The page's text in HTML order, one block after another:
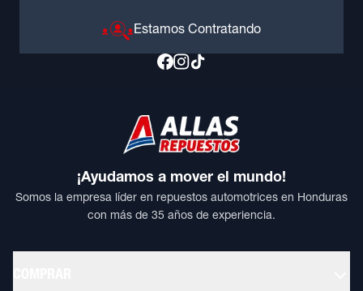
Estamos Contratando
¡Ayudamos a mover el mundo!
Somos la empresa líder en repuestos automotrices en Honduras
con más de 35 años de experiencia.